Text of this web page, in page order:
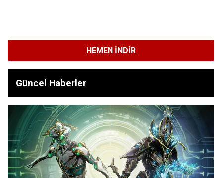
HEMEN İNDIR
Güncel Haberler